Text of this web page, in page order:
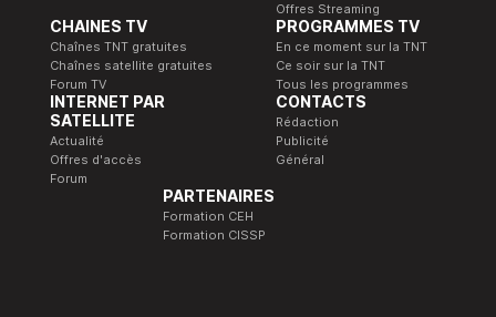
Offres Streaming
CHAINES TV
Chaînes TNT gratuites
Chaînes satellite gratuites
Forum TV
PROGRAMMES TV
En ce moment sur la TNT
Ce soir sur la TNT
Tous les programmes
INTERNET PAR
SATELLITE
Actualité
Offres d'accès
Forum
CONTACTS
Rédaction
Publicité
Général
PARTENAIRES
Formation CEH
Formation CISSP